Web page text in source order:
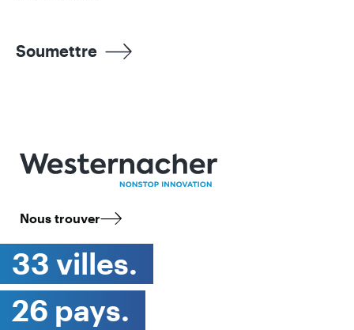
Nous trouver
33 villes.
26 pays.